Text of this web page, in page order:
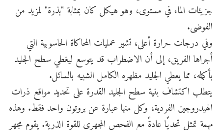
جزيئات الماء في مستوى، وهو هيكل كان بمثابة "بذرة" لمزيد من
الفوضى.
وفي درجات حرارة أعلى، تشير عمليات المحاكاة الحاسوبية التي
أجراها الفريق، إلى أن الاضطراب قد يتوسع ليغطي سطح الجليد
بأكمله، مما يعطي الجليد مظهره الكامل الشبيه بالسائل.
يتطلب اكتشاف بنية سطح الجليد القدرة على تحديد مواقع ذرات
الهيدروجين الفردية، وكل منها عبارة عن بروتون واحد فقط. وهذه
مهمة تمثل تحديًا عادةً مع الفحص المجهري للقوة الذرية. يقوم مجهر